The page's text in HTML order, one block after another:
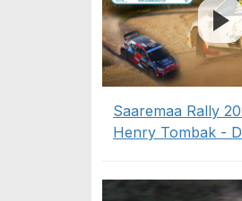
Saaremaa Rally
Henry Tombak -